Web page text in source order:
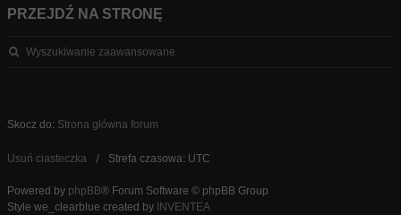
PRZEJDŹ NA STRONĘ
Wyszukiwanie zaawansowane
Skocz do: Strona główna forum
Usuń ciasteczka Strefa czasowa: UTC
Powered by phpBB® Forum Software © phpBB Group
Style we_clearblue created by INVENTEA